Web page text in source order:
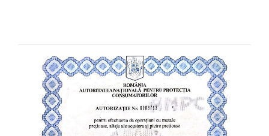
ACE DE CRAVATA
BRATARI PENTRU PICIOR
LANTURI TIP ROZARIU